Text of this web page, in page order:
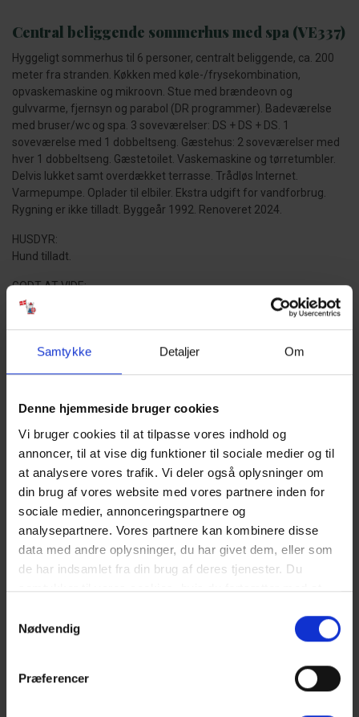
Samtykke Detaljer Om
Denne hjemmeside bruger cookies
Vi bruger cookies til at tilpasse vores indhold og
annoncer, til at vise dig funktioner til sociale medier og til
at analysere vores trafik. Vi deler også oplysninger om
din brug af vores website med vores partnere inden for
sociale medier, annonceringspartnere og
analysepartnere. Vores partnere kan kombinere disse
data med andre oplysninger, du har givet dem, eller som
de har indsamlet fra din brug af deres tjenester. Du
samtykker til vores cookies, hvis du fortsætter med at
Nødvendig
Præferencer
Central beliggende sommerhus med spa (VE337)
Hyggeligt sommerhus til 6 personer, centralt beliggende, ca. 200
meter fra stranden. Køkken med køle-/frysekombination,
opvaskemaskine og mikroovn. Stue med brændeovn og
gulvvarme, fjernsyn og parabol (DR programmer). Badeværelse
med bruser/wc og spa. 3 soveværelser: DS + DS + DS. 1
soveværelse med 1 dobbeltseng. Gæstehus: 2 soveværelser med
hver 1 dobbeltseng. Gæstetoilet. Vaskemaskine og tørretumbler.
Delvis lukket samt overdækket terrasse. Trådløs Internet.
Varmepumpe. Oplader til elbiler. Ekstra udgift for vandforbrug.
Rygning er ikke tilladt. Byggeår 1992. Renoveret 2024.
HUSDYR:
Hund tilladt.
GODT AT VIDE:
Ingen udlejning til ungdomsgrupper.
Strømforbrug afregnes efter aflæsning.
3 soveværelser. 2 med dobbeltseng 180x200 cm. 1 med smal
Gæstehus.
Det er muligt at låne barneseng og højstol fra kontoret.
Spa.
Sengelinned er ikke inkluderet men kan tilkøbes.
Energispare-hus.
NÆRMESTE INDKØB:
Bageri 140 meter fra ferieboligen. Supermarked "Storkøb" 70 m
fra ferieboligen.